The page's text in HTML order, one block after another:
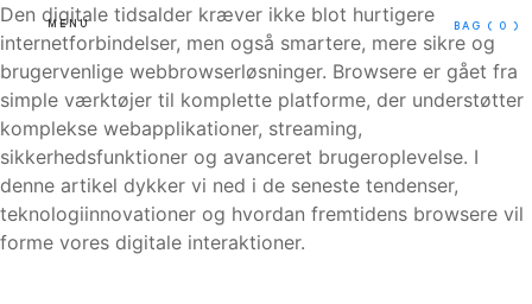
MENU BAG ( 0 )
Den digitale tidsalder kræver ikke blot hurtigere
internetforbindelser, men også smartere, mere sikre og
brugervenlige webbrowserløsninger. Browsere er gået fra
simple værktøjer til komplette platforme, der understøtter
komplekse webapplikationer, streaming,
sikkerhedsfunktioner og avanceret brugeroplevelse. I
denne artikel dykker vi ned i de seneste tendenser,
teknologiinnovationer og hvordan fremtidens browsere vil
forme vores digitale interaktioner.